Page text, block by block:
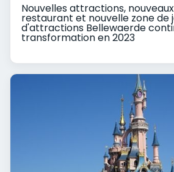
Nouvelles attractions,
restaurant et nouvelle zone de
d'attractions Bellewaerde
transformation en 2023